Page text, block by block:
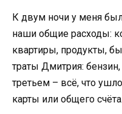
К двум ночи у меня
наши общие расходы:
квартиры, продукты,
траты Дмитрия:
третьем – всё, что
карты или общего счёта.